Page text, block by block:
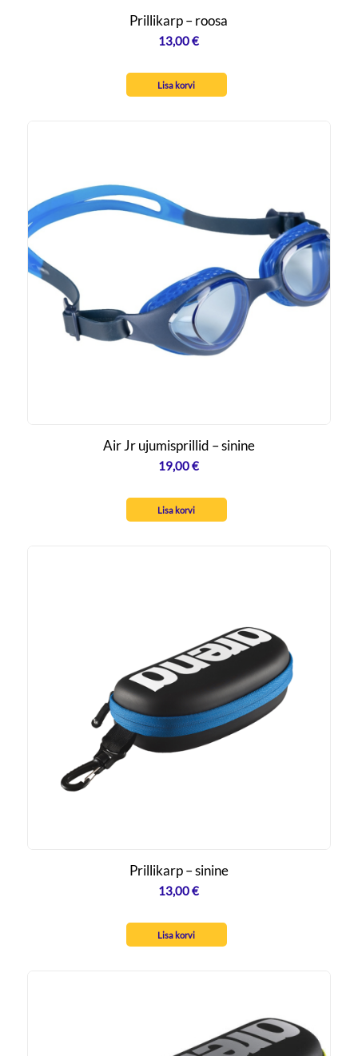
Prillikarp – roosa
13,00€
Lisa korvi
Air Jr ujumisprillid – sinine
19,00€
Lisa korvi
Prillikarp – sinine
13,00€
Lisa korvi